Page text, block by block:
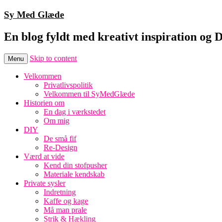
Sy Med Glæde
En blog fyldt med kreativt inspiration og
Menu Skip to content
Velkommen
Privatlivspolitik
Velkommen til SyMedGlæde
Historien om
En dag i værkstedet
Om mig
DIY
De små fif
Re-Design
Værd at vide
Kend din stofpusher
Materiale kendskab
Private sysler
Indretning
Kaffe og kage
Må man prale
Strik & Hækling